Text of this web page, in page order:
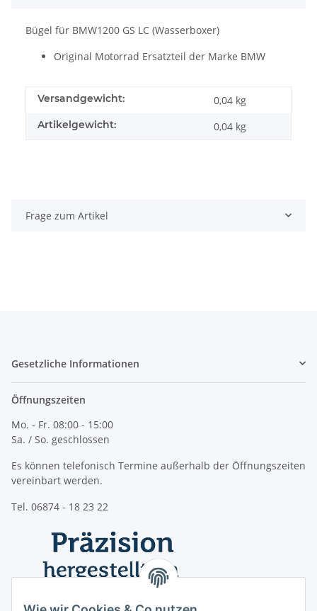
Bügel für BMW1200 GS LC (Wasserboxer)
Original Motorrad Ersatzteil der Marke BMW
Versandgewicht: 0,04 kg
Artikelgewicht: 0,04 kg
Frage zum Artikel
Gesetzliche Informationen
Öffnungszeiten
Mo. - Fr. 08:00 - 15:00
Sa. / So. geschlossen
Es können telefonisch Termine außerhalb der Öffnungszeiten
vereinbart werden.
Tel. 06874 - 18 23 22